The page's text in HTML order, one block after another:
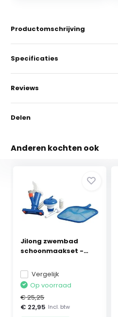
Productomschrijving
Specificaties
Reviews
Delen
Anderen kochten ook
Jilong zwembad
schoonmaakset -
Vergelijk
Op voorraad
€ 25,25
€ 22,95 Incl. btw